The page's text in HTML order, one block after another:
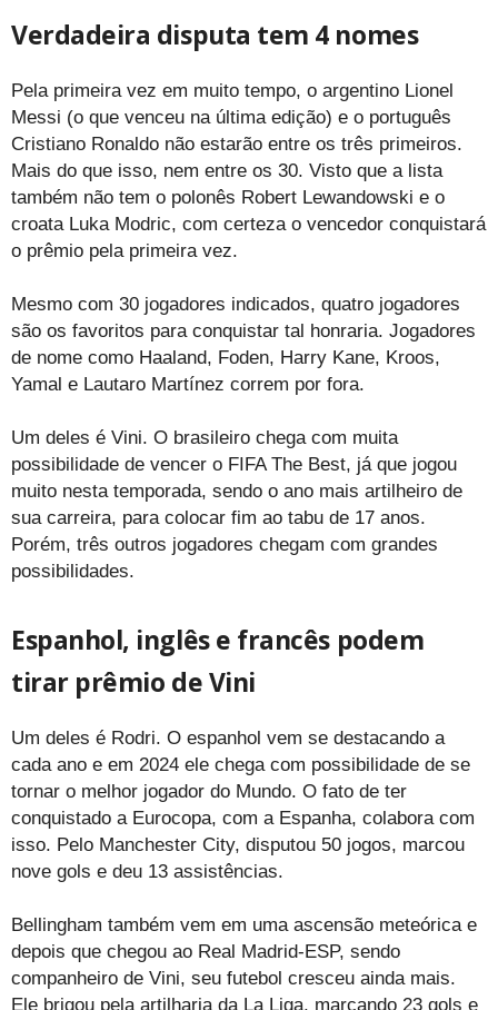
Verdadeira disputa tem 4 nomes
Pela primeira vez em muito tempo, o argentino Lionel
Messi (o que venceu na última edição) e o português
Cristiano Ronaldo não estarão entre os três primeiros.
Mais do que isso, nem entre os 30. Visto que a lista
também não tem o polonês Robert Lewandowski e o
croata Luka Modric, com certeza o vencedor conquistará
o prêmio pela primeira vez.
Mesmo com 30 jogadores indicados, quatro jogadores
são os favoritos para conquistar tal honraria. Jogadores
de nome como Haaland, Foden, Harry Kane, Kroos,
Yamal e Lautaro Martínez correm por fora.
Um deles é Vini. O brasileiro chega com muita
possibilidade de vencer o FIFA The Best, já que jogou
muito nesta temporada, sendo o ano mais artilheiro de
sua carreira, para colocar fim ao tabu de 17 anos.
Porém, três outros jogadores chegam com grandes
possibilidades.
Espanhol, inglês e francês podem
tirar prêmio de Vini
Um deles é Rodri. O espanhol vem se destacando a
cada ano e em 2024 ele chega com possibilidade de se
tornar o melhor jogador do Mundo. O fato de ter
conquistado a Eurocopa, com a Espanha, colabora com
isso. Pelo Manchester City, disputou 50 jogos, marcou
nove gols e deu 13 assistências.
Bellingham também vem em uma ascensão meteórica e
depois que chegou ao Real Madrid-ESP, sendo
companheiro de Vini, seu futebol cresceu ainda mais.
Ele brigou pela artilharia da La Liga, marcando 23 gols e